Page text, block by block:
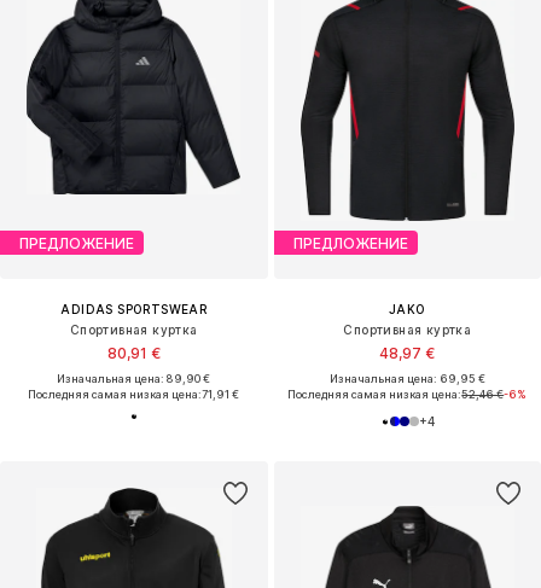
ПРЕДЛОЖЕНИЕ
ADIDAS SPORTSWEAR
Спортивная куртка
80,91 €
Изначальная цена: 89,90 €
Последняя самая низкая цена:71,91 €
ПРЕДЛОЖЕНИЕ
JAKO
Спортивная куртка
48,97 €
Изначальная цена: 69,95 €
Последняя самая низкая цена:52,46 €-6%
+4